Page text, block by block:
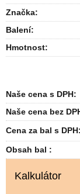
Značka:
Balení:
Hmotnost:
Naše cena s DPH:
Naše cena bez
Cena za bal s DPH:
Obsah bal :
Kalkulátor